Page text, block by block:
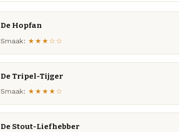
De Hopfan
Smaak: ★★★☆☆
De Tripel-Tijger
Smaak: ★★★★☆
De Stout-Liefhebber